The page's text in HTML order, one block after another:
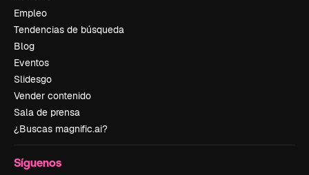
Empleo
Tendencias de búsqueda
Blog
Eventos
Slidesgo
Vender contenido
Sala de prensa
¿Buscas magnific.ai?
Síguenos